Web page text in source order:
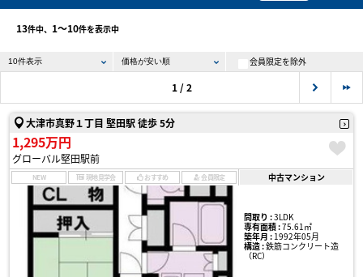
13件中、 1〜10件を表示中
会員限定を除外
1 / 2
大津市真野１丁目 堅田駅 徒歩 5分
1,295万円
グローバル堅田駅前
NEW 現地見学会 おすすめ 会員限定 中古マンション
間取り :3LDK
専有面積 :75.61㎡
築年月 :1992年05月
構造 :鉄筋コンクリート造
（RC）